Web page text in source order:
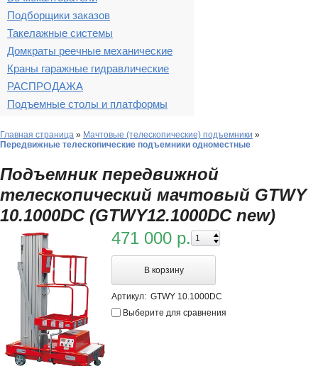
Подборщики заказов
Такелажные системы
Домкраты реечные механические
Краны гаражные гидравлические
РАСПРОДАЖА
Подъемные столы и платформы
Главная страница » Мачтовые (телескопические) подъемники »
Передвижные телескопические подъемники одноместные
Подъемник передвижной
телескопический мачтовый GTWY
10.1000DC (GTWY12.1000DC new)
471 000 р.
В корзину
Артикул: GTWY 10.1000DC
Выберите для сравнения